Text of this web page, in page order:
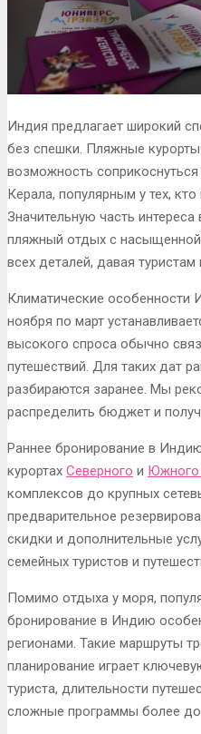
Индия предлагает широкий
без спешки. Пляжные
возможность
Керала, популярным у тех,
Значительную часть
пляжный отдых с насыщенной
всех деталей, давая
Климатические особенности
ноября по март
высокого спроса обычно
путешествий. Для таких дат
разбираются заранее. Мы
распределить бюджет и
Раннее бронирование в
курортах Северного и Южного
комплексов до крупных
предварительное
скидки и дополнительные
семейных туристов и
Помимо отдыха у моря,
бронирование в Индию
регионами. Такие маршруты
планирование играет
туриста, длительности
сложные программы более